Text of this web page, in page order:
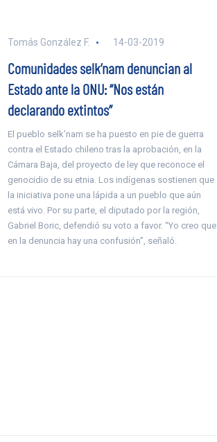
Tomás González F. 14-03-2019
Comunidades selk’nam denuncian al
Estado ante la ONU: “Nos están
declarando extintos”
El pueblo selk’nam se ha puesto en pie de guerra
contra el Estado chileno tras la aprobación, en la
Cámara Baja, del proyecto de ley que reconoce el
genocidio de su etnia. Los indígenas sostienen que
la iniciativa pone una lápida a un pueblo que aún
está vivo. Por su parte, el diputado por la región,
Gabriel Boric, defendió su voto a favor. “Yo creo que
en la denuncia hay una confusión”, señaló.